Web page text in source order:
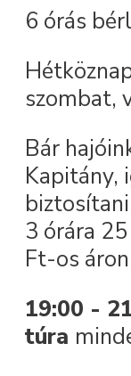
6 órás
szombat,
Bár
Kapitány,
3 órára
Ft-os
19:00 -
túra